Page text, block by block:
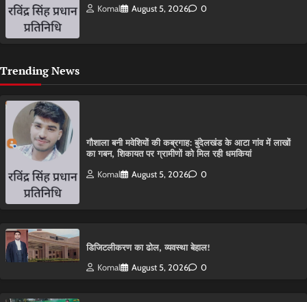
Komal August 5, 2026 0
Trending News
गौशाला बनी मवेशियों की कब्रगाह: बुंदेलखंड के आटा गांव में लाखों
का गबन, शिकायत पर ग्रामीणों को मिल रही धमकियां
Komal August 5, 2026 0
डिजिटलीकरण का ढोल, व्यवस्था बेहाल!
Komal August 5, 2026 0